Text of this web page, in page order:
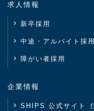
求人情報
新卒採用
中途・アルバイト採用
障がい者採用
企業情報
SHIPS 公式サイト